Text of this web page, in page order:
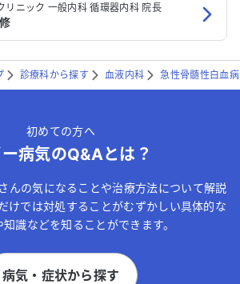
リニック 一般内科 循環器内科 院長
診療科から探す 血液内科 急性骨髄性白血病
初めての方へ
病気のQ&Aとは？
んの気になることや治療方法について解説
けでは対処することがむずかしい具体的な
識などを知ることができます。
病気・症状から探す